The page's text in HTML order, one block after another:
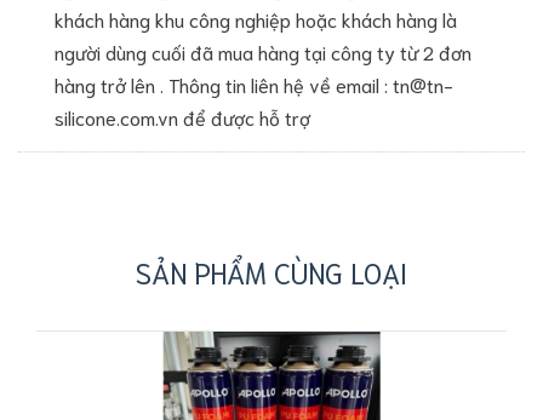
khách hàng khu công nghiệp hoặc khách hàng là
người dùng cuối đã mua hàng tại công ty từ 2 đơn
hàng trở lên . Thông tin liên hệ về email : tn@tn-
silicone.com.vn để được hỗ trợ
SẢN PHẨM CÙNG LOẠI